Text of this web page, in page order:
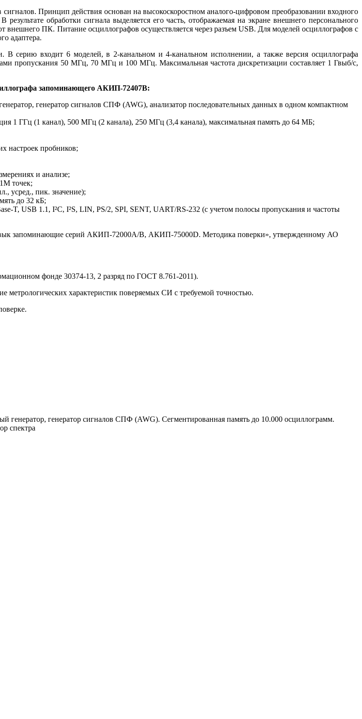
Принцип действия основан на высокоскоростном аналого-цифровом преобразовании входного
обработки сигнала выделяется его часть, отображаемая на экране внешнего персонального
ПК. Питание осциллографов осуществляется через разъем USB. Для моделей осциллографов с
адаптера.
В серию входит 6 моделей, в 2-канальном и 4-канальном исполнении, а также версия осциллографа
пропускания 50 МГц, 70 МГц и 100 МГц. Максимальная частота дискретизации составляет 1 Гвыб/с,
запоминающего АКИП-72407B:
генератор сигналов СПФ (AWG), анализатор последовательных данных в одном компактном
1 ГГц (1 канал), 500 МГц (2 канала), 250 МГц (3,4 канала), максимальная память до 64 МБ;
настроек пробников;
и анализе;
точек;
усред., пик. значение);
до 32 кБ;
T, USB 1.1, I²C, I²S, LIN, PS/2, SPI, SENT, UART/RS-232 (с учетом полосы пропускания и частоты
запоминающие серий АКИП-72000А/В, АКИП-75000D. Методика поверки», утвержденному АО
фонде 30374-13, 2 разряд по ГОСТ 8.761-2011).
метрологических характеристик поверяемых СИ с требуемой точностью.
генератор, генератор сигналов СПФ (AWG). Сегментированная память до 10.000 осциллограмм.
спектра